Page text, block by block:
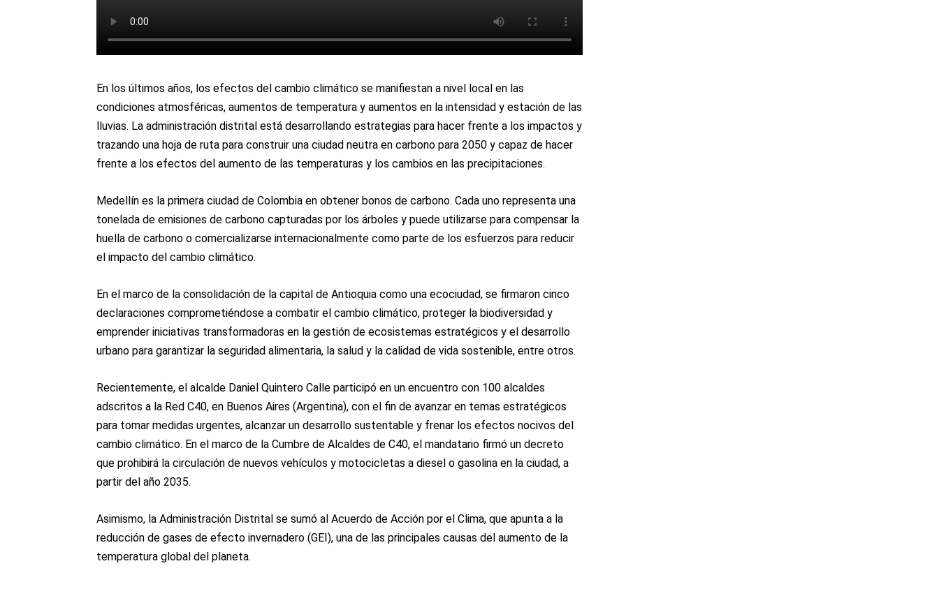
En los últimos años, los efectos del cambio climático se manifiestan a nivel local en las
condiciones atmosféricas, aumentos de temperatura y aumentos en la intensidad y estación de las
lluvias. La administración distrital está desarrollando estrategias para hacer frente a los impactos y
trazando una hoja de ruta para construir una ciudad neutra en carbono para 2050 y capaz de hacer
frente a los efectos del aumento de las temperaturas y los cambios en las precipitaciones.
Medellín es la primera ciudad de Colombia en obtener bonos de carbono. Cada uno representa una
tonelada de emisiones de carbono capturadas por los árboles y puede utilizarse para compensar la
huella de carbono o comercializarse internacionalmente como parte de los esfuerzos para reducir
el impacto del cambio climático.
En el marco de la consolidación de la capital de Antioquia como una ecociudad, se firmaron cinco
declaraciones comprometiéndose a combatir el cambio climático, proteger la biodiversidad y
emprender iniciativas transformadoras en la gestión de ecosistemas estratégicos y el desarrollo
urbano para garantizar la seguridad alimentaria, la salud y la calidad de vida sostenible, entre otros.
Recientemente, el alcalde Daniel Quintero Calle participó en un encuentro con 100 alcaldes
adscritos a la Red C40, en Buenos Aires (Argentina), con el fin de avanzar en temas estratégicos
para tomar medidas urgentes, alcanzar un desarrollo sustentable y frenar los efectos nocivos del
cambio climático. En el marco de la Cumbre de Alcaldes de C40, el mandatario firmó un decreto
que prohibirá la circulación de nuevos vehículos y motocicletas a diesel o gasolina en la ciudad, a
partir del año 2035.
Asimismo, la Administración Distrital se sumó al Acuerdo de Acción por el Clima, que apunta a la
reducción de gases de efecto invernadero (GEI), una de las principales causas del aumento de la
temperatura global del planeta.